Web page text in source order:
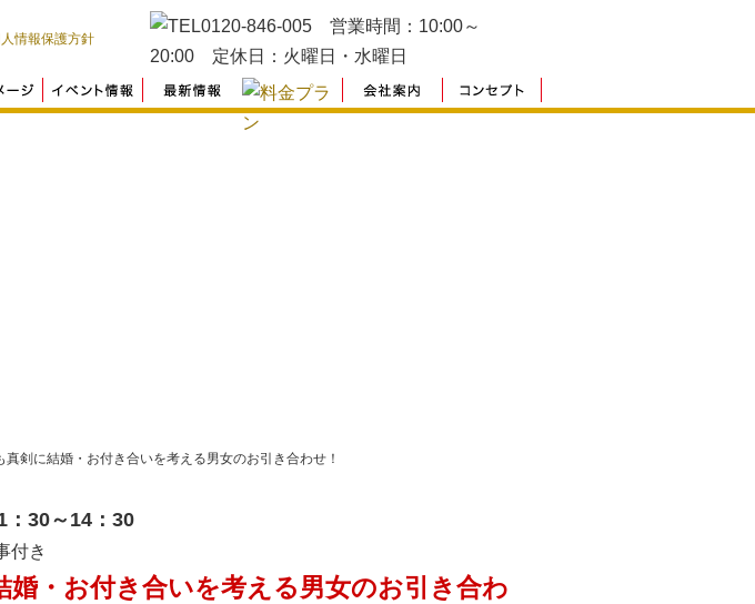
情報保護方針
剣に結婚・お付き合いを考える男女のお引き合わせ！
：30～14：30
付き
婚・お付き合いを考える男女のお引き合わ